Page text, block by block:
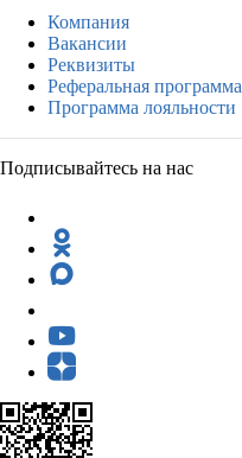
Компания
Вакансии
Реквизиты
Реферальная программа
Программа лояльности
Подписывайтесь на нас